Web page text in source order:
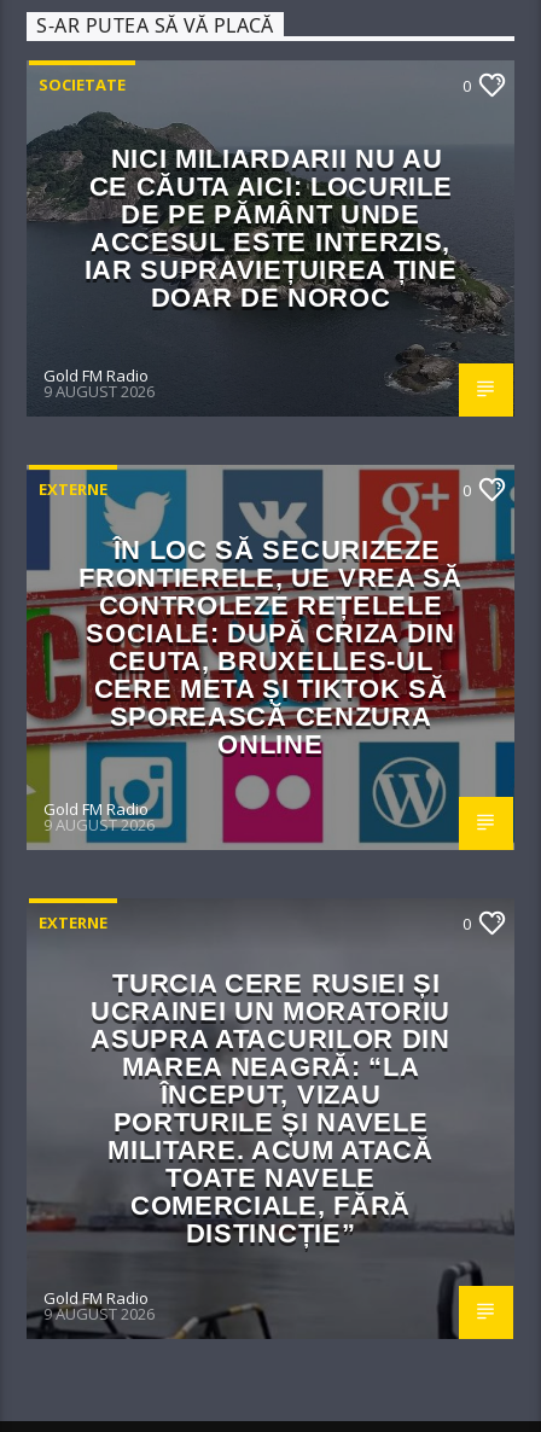
S-AR PUTEA SĂ VĂ PLACĂ
SOCIETATE 0
NICI MILIARDARII NU AU
CE CĂUTA AICI: LOCURILE
DE PE PĂMÂNT UNDE
ACCESUL ESTE INTERZIS,
IAR SUPRAVIEȚUIREA ȚINE
DOAR DE NOROC
Gold FM Radio
9 AUGUST 2026
EXTERNE 0
ÎN LOC SĂ SECURIZEZE
FRONTIERELE, UE VREA SĂ
CONTROLEZE REȚELELE
SOCIALE: DUPĂ CRIZA DIN
CEUTA, BRUXELLES-UL
CERE META ȘI TIKTOK SĂ
SPOREASCĂ CENZURA
ONLINE
Gold FM Radio
9 AUGUST 2026
EXTERNE 0
TURCIA CERE RUSIEI ȘI
UCRAINEI UN MORATORIU
ASUPRA ATACURILOR DIN
MAREA NEAGRĂ: “LA
ÎNCEPUT, VIZAU
PORTURILE ȘI NAVELE
MILITARE. ACUM ATACĂ
TOATE NAVELE
COMERCIALE, FĂRĂ
DISTINCȚIE”
Gold FM Radio
9 AUGUST 2026